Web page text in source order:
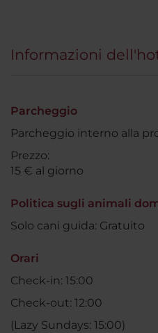
Informazioni
Parcheggio
Parcheggio interno alla
Prezzo:
15 € al giorno
Politica sugli animali
Solo cani guida: Gratuito
Orari
Check-in: 15:00
Check-out: 12:00
(Lazy Sundays: 15:00)